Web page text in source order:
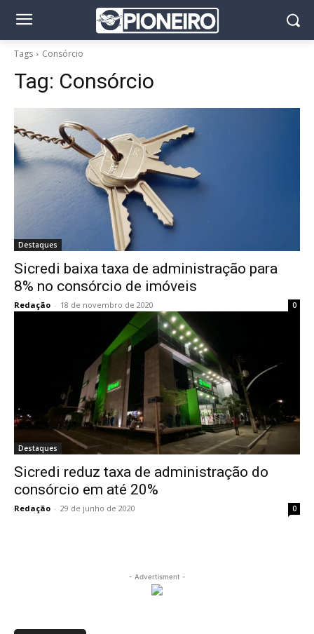
Tags Consórcio
Tag: Consórcio
Destaques
Sicredi baixa taxa de administração para
8% no consórcio de imóveis
Redação - 18 de novembro de 2020 0
Destaques
Sicredi reduz taxa de administração do
consórcio em até 20%
Redação - 29 de junho de 2020 0
- Advertisment -